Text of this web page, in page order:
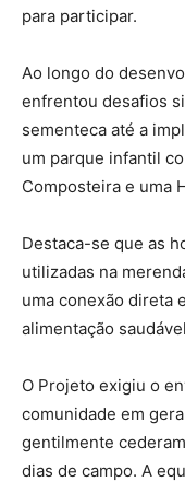
para participar.
Ao longo do
enfrentou desafios
sementeca até a
um parque infantil
Composteira e uma
Destaca-se que as
utilizadas na
uma conexão direta
alimentação
O Projeto exigiu o
comunidade em
gentilmente
dias de campo. A